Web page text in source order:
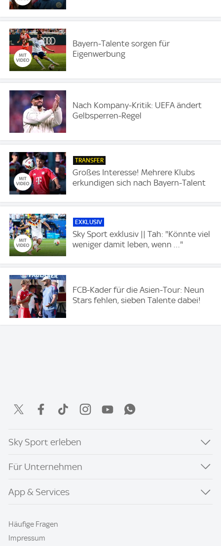
Bayern-Talente sorgen für
Eigenwerbung
Nach Kompany-Kritik: UEFA ändert
Gelbsperren-Regel
TRANSFER
Großes Interesse! Mehrere Klubs
erkundigen sich nach Bayern-Talent
EXKLUSIV
Sky Sport exklusiv || Tah: "Könnte viel
weniger damit leben, wenn …"
FCB-Kader für die Asien-Tour: Neun
Stars fehlen, sieben Talente dabei!
Sky Sport erleben
Für Unternehmen
App & Services
Häufige Fragen
Impressum